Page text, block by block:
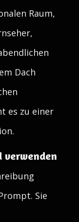
Raum,
Dach
es zu einer
verwenden
Sie